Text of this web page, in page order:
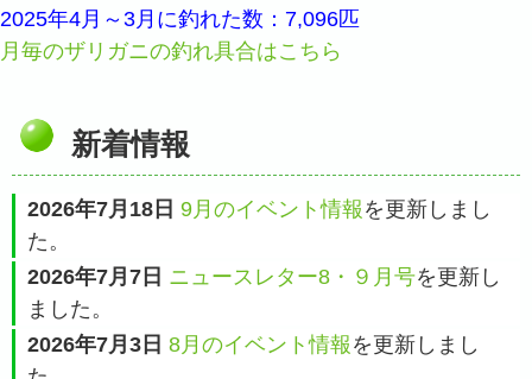
2025年4月～3月に釣れた数：7,096匹
月毎のザリガニの釣れ具合はこちら
新着情報
2026年7月18日 9月のイベント情報 を更新しまし
た。
2026年7月7日 ニュースレター8・９月号を更新し
ました。
2026年7月3日 8月のイベント情報 を更新しまし